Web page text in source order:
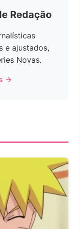
Redação
e ajustados,
Novas.
→